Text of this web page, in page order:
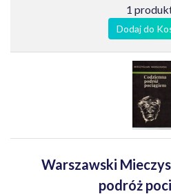
1
Dodaj do
Warszawski
podróż